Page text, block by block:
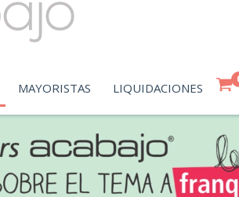
MAYORISTAS LIQUIDACIONES